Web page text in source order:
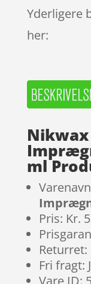
Yderligere
her:
ml
Pris: Kr.
Returret:
Fri fragt:
Vare ID: